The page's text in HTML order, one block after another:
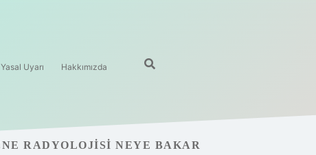
Yasal Uyarı Hakkımızda
RADYOLOJISI NEYE BAKAR